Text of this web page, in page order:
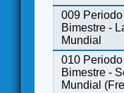
009
Bimestre -
Mundial
010
Bimestre -
Mundial